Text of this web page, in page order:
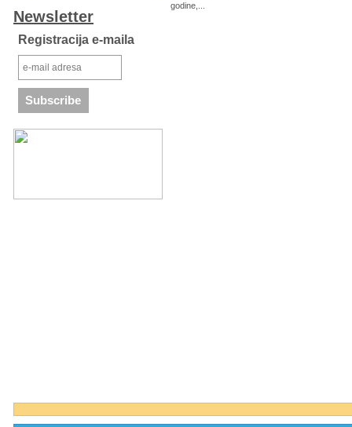
Newsletter
Registracija e-maila
godine,...